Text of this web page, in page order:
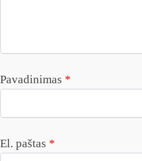
Pavadinimas *
El. paštas *